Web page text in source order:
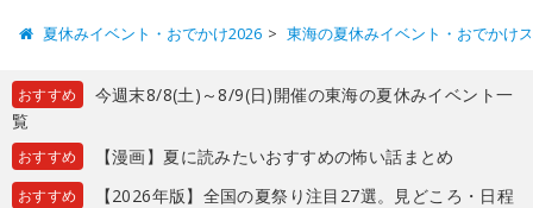
夏休みイベント・おでかけ2026 東海の夏休みイベント・おでかけ
おすすめ
今週末8/8(土)～8/9(日)開催の東海の夏休みイベント一
覧
おすすめ 【漫画】夏に読みたいおすすめの怖い話まとめ
おすすめ
【2026年版】全国の夏祭り注目27選。見どころ・日程